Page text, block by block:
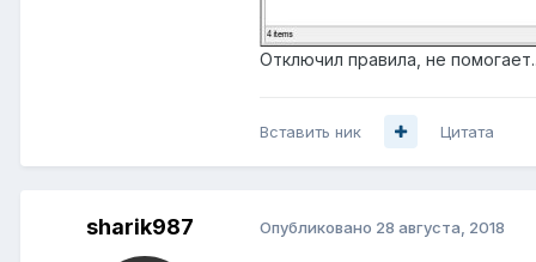
Отключил правила, не
Вставить ник Цитата
sharik987 Опубликовано 28 августа, 2018